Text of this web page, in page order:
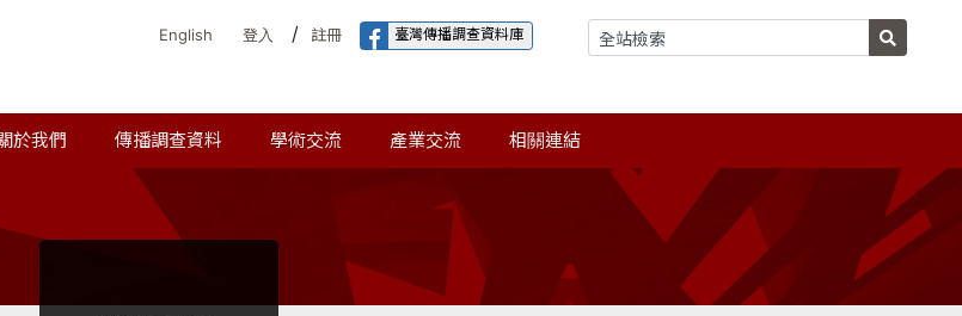
English 登入 / 註冊 臺灣傳播調查資料庫
於我們 傳播調查資料 學術交流 產業交流 相關連結